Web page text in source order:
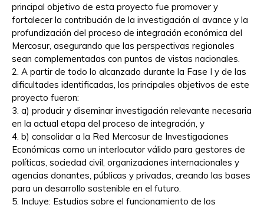
principal objetivo de esta proyecto fue promover y
fortalecer la contribución de la investigación al avance y la
profundización del proceso de integración económica del
Mercosur, asegurando que las perspectivas regionales
sean complementadas con puntos de vistas nacionales.
2. A partir de todo lo alcanzado durante la Fase I y de las
dificultades identificadas, los principales objetivos de este
proyecto fueron:
3. a) producir y diseminar investigación relevante necesaria
en la actual etapa del proceso de integración, y
4. b) consolidar a la Red Mercosur de Investigaciones
Económicas como un interlocutor válido para gestores de
políticas, sociedad civil, organizaciones internacionales y
agencias donantes, públicas y privadas, creando las bases
para un desarrollo sostenible en el futuro.
5. Incluye: Estudios sobre el funcionamiento de los